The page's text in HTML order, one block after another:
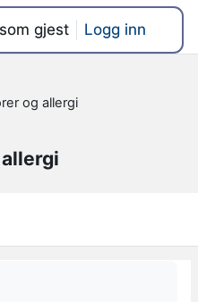
gjest Logg inn
og allergi